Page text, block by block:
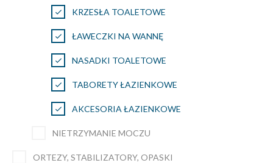
KRZESŁA TOALETOWE
ŁAWECZKI NA WANNĘ
NASADKI TOALETOWE
TABORETY ŁAZIENKOWE
AKCESORIA ŁAZIENKOWE
NIETRZYMANIE MOCZU
ORTEZY, STABILIZATORY, OPASKI